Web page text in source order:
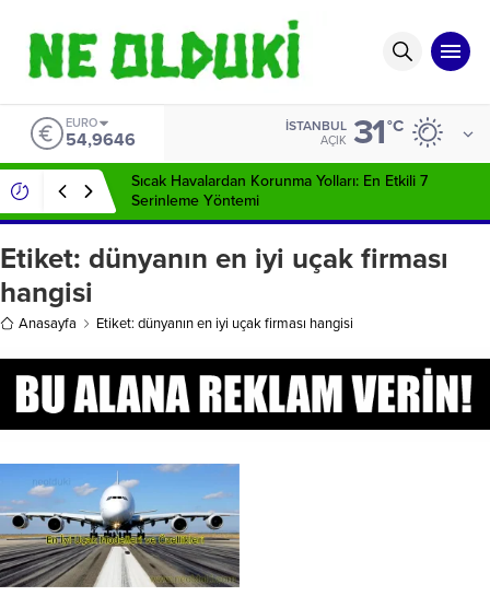
EURO
54,9646
İSTANBUL
AÇIK 31°C
Sıcak Havalardan Korunma Yolları: En Etkili 7
Serinleme Yöntemi
Etiket: dünyanın en iyi uçak firması
hangisi
Anasayfa Etiket: dünyanın en iyi uçak firması hangisi